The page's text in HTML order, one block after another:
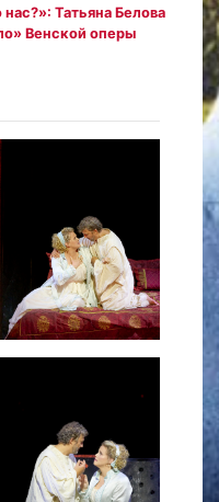
Татьяна Белова
Венской оперы